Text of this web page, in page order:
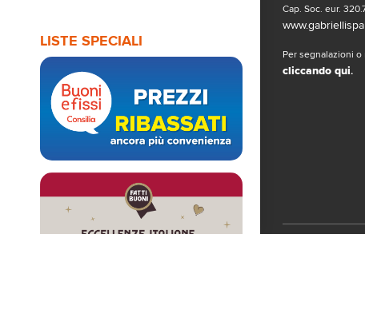
LISTE SPECIALI
Cap. Soc. eur.
Per segnalazioni
cliccando qui.